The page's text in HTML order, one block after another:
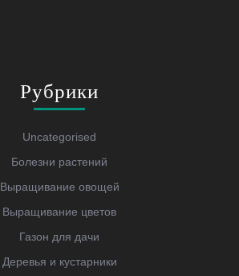
Рубрики
Uncategorised
Болезни растений
Выращивание овощей
Выращивание цветов
Газон для дачи
Деревья и кустарники